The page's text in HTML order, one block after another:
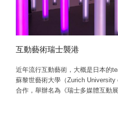
互動藝術瑞士襲港
近年流行互動藝術，大概是日本的
蘇黎世藝術大學（Zurich University
合作，舉辦名為《瑞士多媒體互動